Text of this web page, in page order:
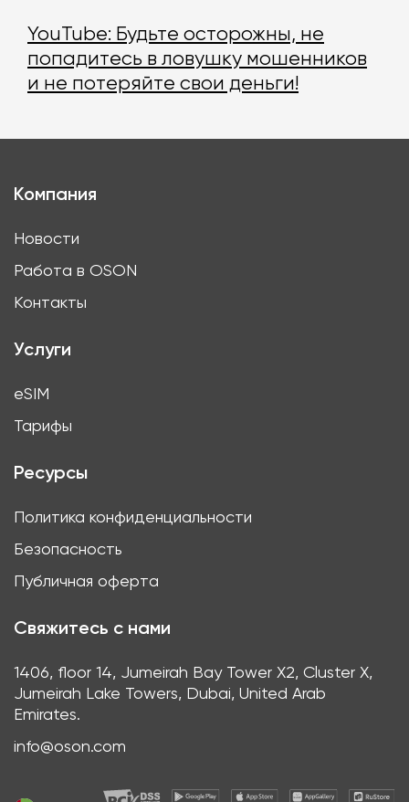
YouTube: Будьте осторожны, не
попадитесь в ловушку мошенников
и не потеряйте свои деньги!
Компания
Новости
Работа в OSON
Контакты
Услуги
eSIM
Тарифы
Ресурсы
Политика конфиденциальности
Безопасность
Публичная оферта
Свяжитесь с нами
1406, floor 14, Jumeirah Bay Tower X2, Cluster X,
Jumeirah Lake Towers, Dubai, United Arab
Emirates.
info@oson.com